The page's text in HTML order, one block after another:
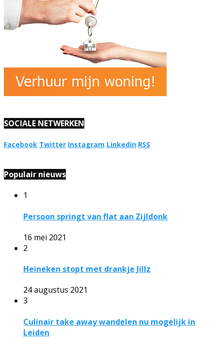
SOCIALE NETWERKEN
Facebook Twitter Instagram Linkedin RSS
Populair nieuws
1
Persoon springt van flat aan Zijldonk
16 mei 2021
2
Heineken stopt met drankje Jillz
24 augustus 2021
3
Culinair take away wandelen nu mogelijk in
Leiden